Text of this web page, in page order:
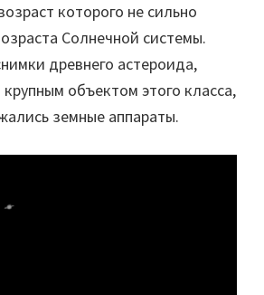
которого не сильно
Солнечной системы.
древнего астероида,
объектом этого класса,
земные аппараты.